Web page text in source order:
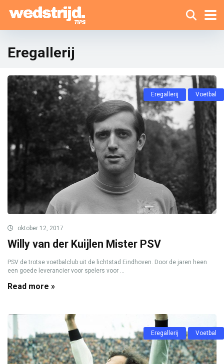
Eregallerij
Eregallerij Voetbal
oktober 12, 2017
Willy van der Kuijlen Mister PSV
PSV de trotse voetbalclub uit de lichtstad Eindhoven. Door de jaren heen
een goede leverancier voor spelers voor ...
Read more »
Eregallerij Voetbal